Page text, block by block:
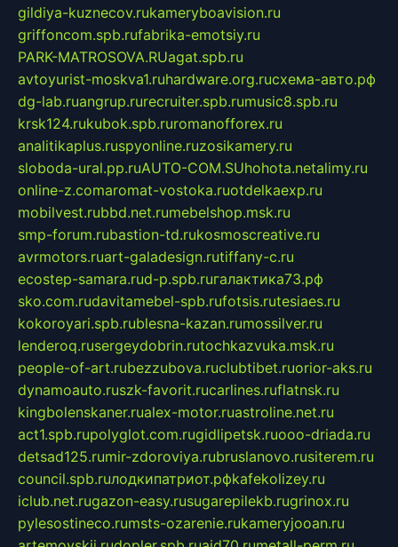
gildiya-kuznecov.rukameryboavision.ru
griffoncom.spb.rufabrika-emotsiy.ru
PARK-MATROSOVA.RUagat.spb.ru
avtoyurist-moskva1.ruhardware.org.ruсхема-авто.рф
dg-lab.ruangrup.rurecruiter.spb.rumusic8.spb.ru
krsk124.rukubok.spb.ruromanofforex.ru
analitikaplus.ruspyonline.ruzosikamery.ru
sloboda-ural.pp.ruAUTO-COM.SUhohota.netalimy.ru
online-z.comaromat-vostoka.ruotdelkaexp.ru
mobilvest.rubbd.net.rumebelshop.msk.ru
smp-forum.rubastion-td.rukosmoscreative.ru
avrmotors.ruart-galadesign.rutiffany-c.ru
ecostep-samara.rud-p.spb.ruгалактика73.рф
sko.com.rudavitamebel-spb.rufotsis.rutesiaes.ru
kokoroyari.spb.rublesna-kazan.rumossilver.ru
lenderoq.rusergeydobrin.rutochkazvuka.msk.ru
people-of-art.rubezzubova.ruclubtibet.ruorior-aks.ru
dynamoauto.ruszk-favorit.rucarlines.ruflatnsk.ru
kingbolenskaner.rualex-motor.ruastroline.net.ru
act1.spb.rupolyglot.com.rugidlipetsk.ruooo-driada.ru
detsad125.rumir-zdoroviya.rubruslanovo.rusiterem.ru
council.spb.ruлодкипатриот.рфkafekolizey.ru
iclub.net.rugazon-easy.rusugarepilekb.rugrinox.ru
pylesostineco.rumsts-ozarenie.rukameryjooan.ru